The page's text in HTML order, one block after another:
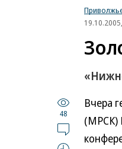
48
Вчера
(МРСК)